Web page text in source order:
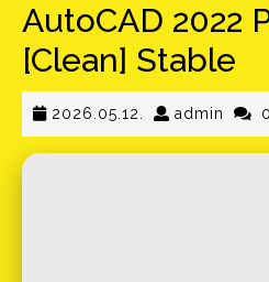
AutoCAD 2022
[Clean] Stable
2026.05.12. 2026.05.12.
admin admin